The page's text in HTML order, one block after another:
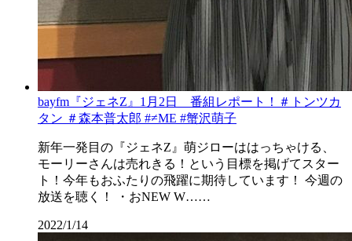
bayfm『ジェネZ』1月2日 番組レポート！＃トンツカ
タン ＃森本普太郎 #≠ME #蟹沢萌子
新年一発目の『ジェネZ』萌ジローははっちゃける、
モーリーさんは売れきる！という目標を掲げてスター
ト！今年もおふたりの飛躍に期待しています！ 今週の
放送を聴く！ ・おNEW W……
2022/1/14